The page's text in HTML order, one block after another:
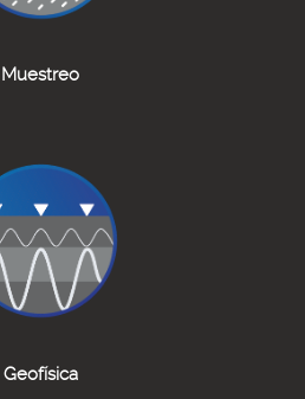
Muestreo
Geofísica